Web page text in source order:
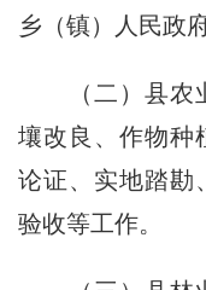
乡（镇）人民政
（二）县农业
壤改良、作物种
论证、实地踏勘
验收等工作。